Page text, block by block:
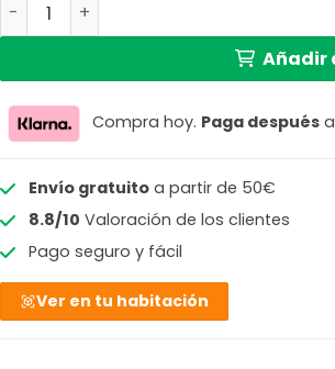
Añadir
Compra hoy. Paga después
Envío gratuitoa partir de 50€
8.8/10 Valoración de los clientes
Pago seguro y fácil
Ver en tu habitación